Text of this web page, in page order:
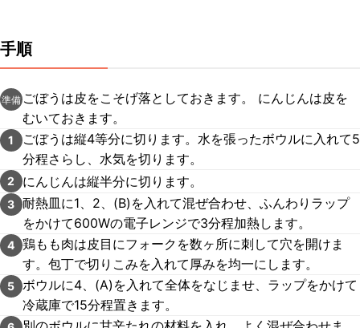
手順
準備 ごぼうは皮をこそげ落としておきます。 にんじんは皮を
むいておきます。
1
ごぼうは縦4等分に切ります。水を張ったボウルに入れて5
分程さらし、水気を切ります。
2 にんじんは縦半分に切ります。
3 耐熱皿に1、2、(B)を入れて混ぜ合わせ、ふんわりラップ
をかけて600Wの電子レンジで3分程加熱します。
4 鶏もも肉は皮目にフォークを数ヶ所に刺して穴を開けま
す。包丁で切りこみを入れて厚みを均一にします。
5 ボウルに4、(A)を入れて全体をなじませ、ラップをかけて
冷蔵庫で15分程置きます。